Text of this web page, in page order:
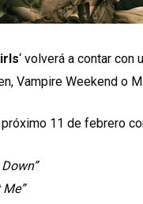
‘ volverá a contar
Vampire Weekend o
11 de febrero